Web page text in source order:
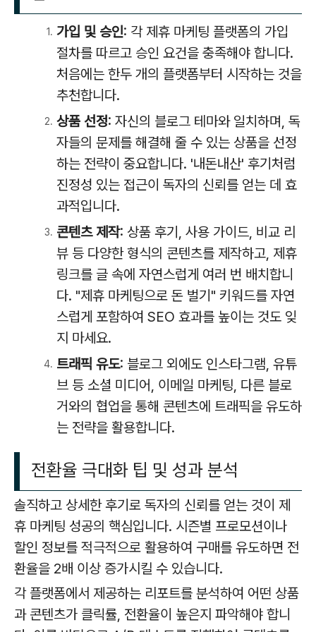
가입 및 승인: 각 제휴 마케팅 플랫폼의 가입
절차를 따르고 승인 요건을 충족해야 합니다.
처음에는 한두 개의 플랫폼부터 시작하는 것을
추천합니다.
상품 선정: 자신의 블로그 테마와 일치하며, 독
자들의 문제를 해결해 줄 수 있는 상품을 선정
하는 전략이 중요합니다. '내돈내산' 후기처럼
진정성 있는 접근이 독자의 신뢰를 얻는 데 효
과적입니다.
콘텐츠 제작: 상품 후기, 사용 가이드, 비교 리
뷰 등 다양한 형식의 콘텐츠를 제작하고, 제휴
링크를 글 속에 자연스럽게 여러 번 배치합니
다. "제휴 마케팅으로 돈 벌기" 키워드를 자연
스럽게 포함하여 SEO 효과를 높이는 것도 잊
지 마세요.
트래픽 유도: 블로그 외에도 인스타그램, 유튜
브 등 소셜 미디어, 이메일 마케팅, 다른 블로
거와의 협업을 통해 콘텐츠에 트래픽을 유도하
는 전략을 활용합니다.
전환율 극대화 팁 및 성과 분석
솔직하고 상세한 후기로 독자의 신뢰를 얻는 것이 제
휴 마케팅 성공의 핵심입니다. 시즌별 프로모션이나
할인 정보를 적극적으로 활용하여 구매를 유도하면 전
환율을 2배 이상 증가시킬 수 있습니다.
각 플랫폼에서 제공하는 리포트를 분석하여 어떤 상품
과 콘텐츠가 클릭률, 전환율이 높은지 파악해야 합니